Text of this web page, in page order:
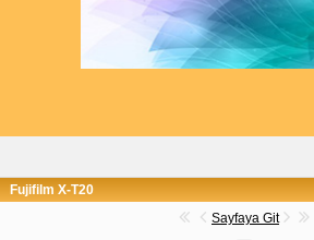
Fujifilm X-T20
Sayfaya Git